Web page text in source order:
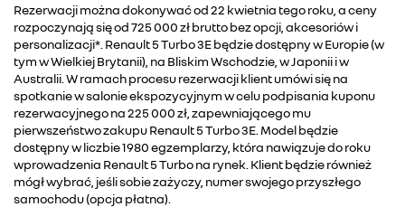
Rezerwacji można dokonywać od 22 kwietnia tego roku, a ceny
rozpoczynają się od 725 000 zł brutto bez opcji, akcesoriów i
personalizacji*. Renault 5 Turbo 3E będzie dostępny w Europie (w
tym w Wielkiej Brytanii), na Bliskim Wschodzie, w Japonii i w
Australii. W ramach procesu rezerwacji klient umówi się na
spotkanie w salonie ekspozycyjnym w celu podpisania kuponu
rezerwacyjnego na 225 000 zł, zapewniającego mu
pierwszeństwo zakupu Renault 5 Turbo 3E. Model będzie
dostępny w liczbie 1980 egzemplarzy, która nawiązuje do roku
wprowadzenia Renault 5 Turbo na rynek. Klient będzie również
mógł wybrać, jeśli sobie zażyczy, numer swojego przyszłego
samochodu (opcja płatna).